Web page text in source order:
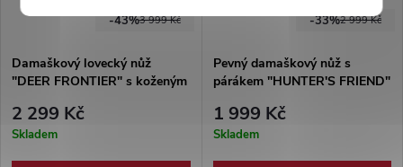
3 999 Kč
-43%
Damaškový lovecký nůž
"DEER FRONTIER" s koženým
2 299 Kč
Skladem
2 999 Kč
-33%
Pevný damaškový nůž s
párákem "HUNTER'S FRIEND"
1 999 Kč
Skladem